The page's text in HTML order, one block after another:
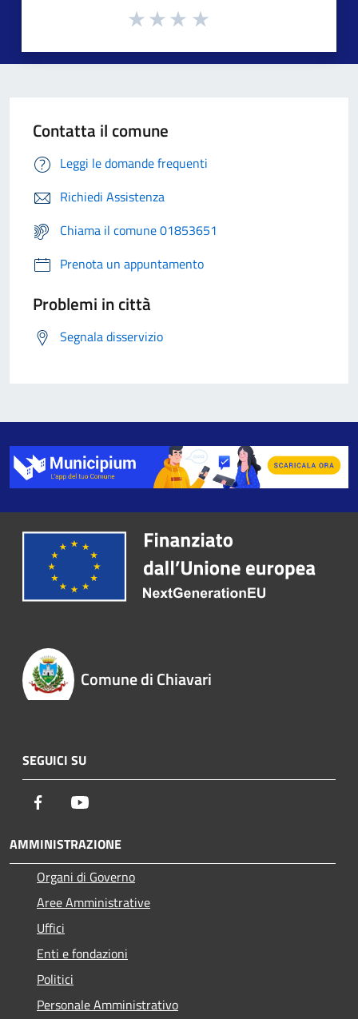
Contatta il comune
Leggi le domande frequenti
Richiedi Assistenza
Chiama il comune 01853651
Prenota un appuntamento
Problemi in città
Segnala disservizio
Comune di Chiavari
SEGUICI SU
Facebook
AMMINISTRAZIONE
Organi di Governo
Aree Amministrative
Uffici
Enti e fondazioni
Politici
Personale Amministrativo